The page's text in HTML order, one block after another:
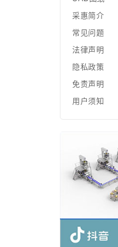
采惠简介
常见问题
法律声明
隐私政策
免责声明
用户须知